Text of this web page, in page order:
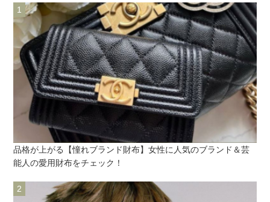
品格が上がる【憧れブランド財布】女性に人気のブランド＆芸
能人の愛用財布をチェック！